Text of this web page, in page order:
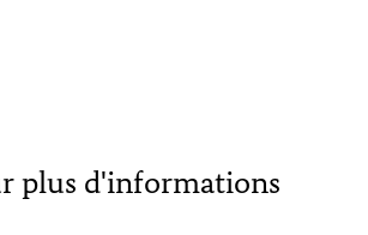
plus d'informations